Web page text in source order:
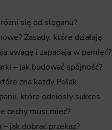
się od sloganu?
Zasady, które działają
uwagę i zapadają w pamięć?
– jak budować spójność?
zna każdy Polak
które odniosły sukces
cechy musi mieć?
jak dobrać przekaz?